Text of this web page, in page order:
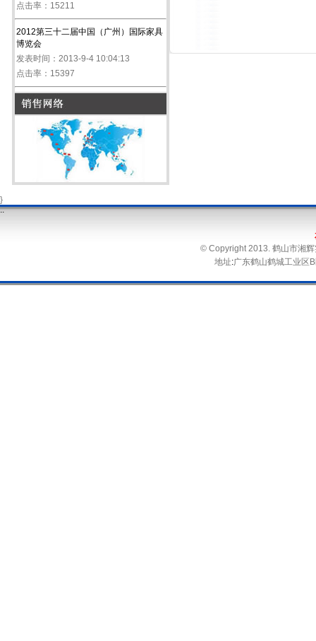
点击率：15211
2012第三十二届中国（广州）国际家具
博览会
发表时间：2013-9-4 10:04:13
点击率：15397
}
..
© Copyright 2013. 鹤山市湘
地址:广东鹤山鹤城工业区